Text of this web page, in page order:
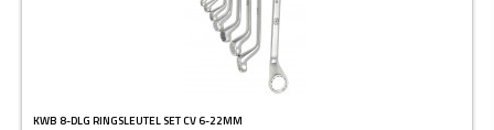
KWB 8-DLG RINGSLEUTEL SET CV 6-22MM